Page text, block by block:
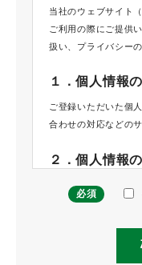
当社のウェブサイト
ご利用の際にご提供
扱い、プライバシー
１．個人情報
ご登録いただいた個
合わせの対応などの
２．個人情報
当社では、ご提供い
定め、適正に管理を
該情報は、電話また
れます。当社が、個
必須